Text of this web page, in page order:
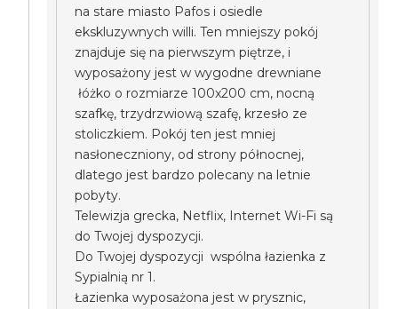
na stare miasto Pafos i osiedle
ekskluzywnych willi. Ten mniejszy pokój
znajduje się na pierwszym piętrze, i
wyposażony jest w wygodne drewniane
łóżko o rozmiarze 100x200 cm, nocną
szafkę, trzydrzwiową szafę, krzesło ze
stoliczkiem. Pokój ten jest mniej
nasłoneczniony, od strony północnej,
dlatego jest bardzo polecany na letnie
pobyty.
Telewizja grecka, Netflix, Internet Wi-Fi są
do Twojej dyspozycji.
Do Twojej dyspozycji wspólna łazienka z
Sypialnią nr 1.
Łazienka wyposażona jest w prysznic,